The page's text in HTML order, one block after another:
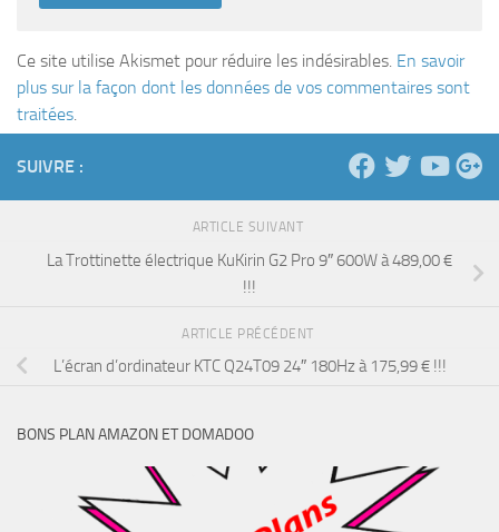
Ce site utilise Akismet pour réduire les indésirables. En savoir
plus sur la façon dont les données de vos commentaires sont
traitées.
SUIVRE :
ARTICLE SUIVANT
La Trottinette électrique KuKirin G2 Pro 9″ 600W à 489,00 €
!!!
ARTICLE PRÉCÉDENT
L’écran d’ordinateur KTC Q24T09 24″ 180Hz à 175,99 € !!!
BONS PLAN AMAZON ET DOMADOO